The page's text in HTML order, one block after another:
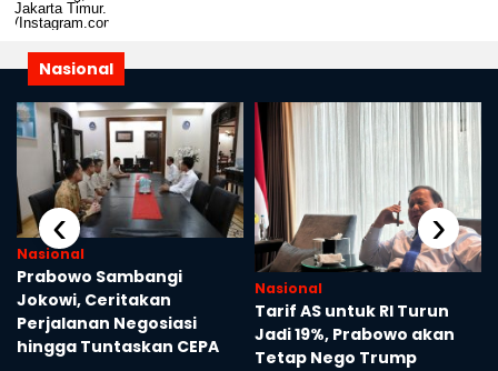
Nasional
Nasional
Prabowo Sambangi
Jokowi, Ceritakan
Perjalanan Negosiasi
hingga Tuntaskan CEPA
Nasional
Tarif AS untuk RI Turun
Jadi 19%, Prabowo akan
Tetap Nego Trump
‹ ›